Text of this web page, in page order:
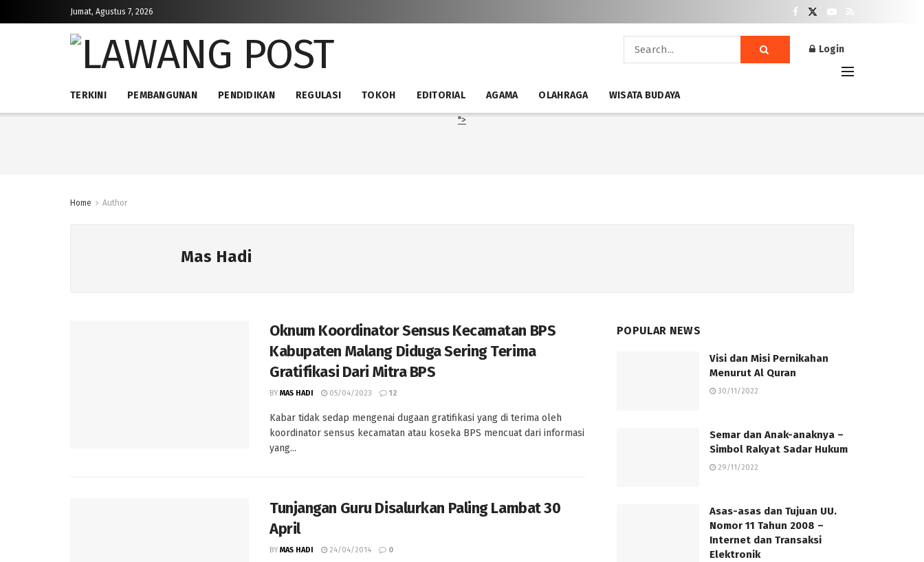
Jumat, Agustus 7, 2026
Login
TERKINI PEMBANGUNAN PENDIDIKAN REGULASI TOKOH EDITORIAL AGAMA OLAHRAGA WISATA BUDAYA
">
Home Author
Mas Hadi
Oknum Koordinator Sensus Kecamatan BPS
Kabupaten Malang Diduga Sering Terima
Gratifikasi Dari Mitra BPS
BY MAS HADI 05/04/2023 12
Kabar tidak sedap mengenai dugaan gratifikasi yang di terima oleh
koordinator sensus kecamatan atau koseka BPS mencuat dari informasi
yang...
Tunjangan Guru Disalurkan Paling Lambat 30
April
BY MAS HADI 24/04/2014 0
POPULAR NEWS
Visi dan Misi Pernikahan
Menurut Al Quran
30/11/2022
Semar dan Anak-anaknya –
Simbol Rakyat Sadar Hukum
29/11/2022
Asas-asas dan Tujuan UU.
Nomor 11 Tahun 2008 –
Internet dan Transaksi
Elektronik